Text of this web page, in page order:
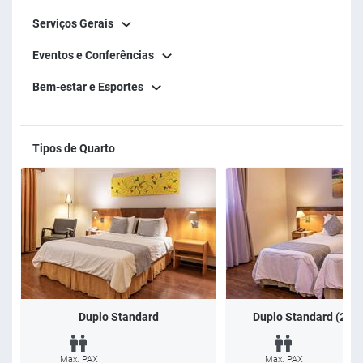
Serviços Gerais
Eventos e Conferências
Bem-estar e Esportes
Tipos de Quarto
Duplo Standard
Max. PAX
Duplo Standard (2x
Max. PAX